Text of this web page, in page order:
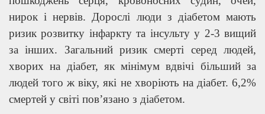
нирок і нервів. Дорослі люди з діабетом мають
ризик розвитку інфаркту та інсульту у 2-3 вищий
за інших. Загальний ризик смерті серед людей,
хворих на діабет, як мінімум вдвічі більший за
людей того ж віку, які не хворіють на діабет. 6,2%
смертей у світі пов’язано з діабетом.